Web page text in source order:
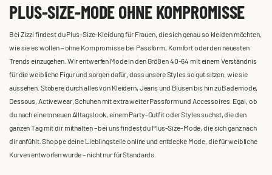
PLUS-SIZE-MODE OHNE KOMPROMISSE
Bei Zizzi findest du Plus-Size-Kleidung für Frauen, die sich genau so kleiden möchten,
wie sie es wollen – ohne Kompromisse bei Passform, Komfort oder den neuesten
Trends einzugehen. Wir entwerfen Mode in den Größen 40-64 mit einem Verständnis
für die weibliche Figur und sorgen dafür, dass unsere Styles so gut sitzen, wie sie
aussehen. Stöbere durch alles von Kleidern, Jeans und Blusen bis hin zu Bademode,
Dessous, Activewear, Schuhen mit extra weiter Passform und Accessoires. Egal, ob
du nach einem neuen Alltagslook, einem Party-Outfit oder Styles suchst, die den
ganzen Tag mit dir mithalten – bei uns findest du Plus-Size-Mode, die sich ganz nach
dir anfühlt. Shoppe deine Lieblingsteile online und entdecke Mode, die für weibliche
Kurven entworfen wurde – nicht nur für Standards.